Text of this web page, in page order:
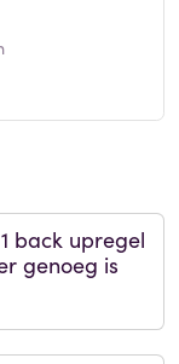
back upregel
genoeg is